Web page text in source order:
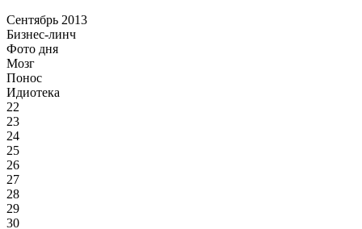
Сентябрь 2013
Бизнес-линч
Фото дня
Мозг
Понос
Идиотека
22
23
24
25
26
27
28
29
30